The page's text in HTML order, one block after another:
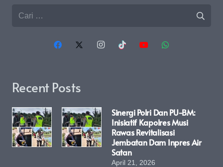
Recent Posts
Sinergi Polri Dan PU-BM:
Inisiatif Kapolres Musi
Rawas Revitalisasi
Jembatan Dam Inpres Air
Satan
April 21, 2026
Cari